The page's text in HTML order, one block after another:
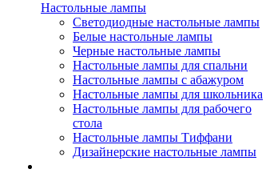
Настольные лампы
Светодиодные настольные лампы
Белые настольные лампы
Черные настольные лампы
Настольные лампы для спальни
Настольные лампы с абажуром
Настольные лампы для школьника
Настольные лампы для рабочего
стола
Настольные лампы Тиффани
Дизайнерские настольные лампы